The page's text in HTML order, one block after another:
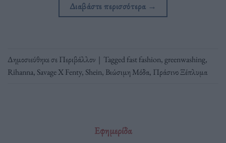
Διαβάστε περισσότερα →
Δημοσιεύθηκε σεΠεριβάλλον | Taggedfast fashion, greenwashing,
Rihanna, Savage X Fenty, Shein, Βιώσιμη Μόδα, Πράσινο Ξέπλυμα
Εφημερίδα